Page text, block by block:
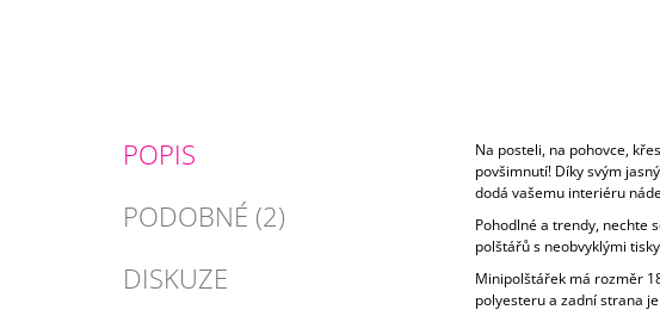
POPIS
PODOBNÉ (2)
DISKUZE
Na posteli, na pohovce,
povšimnutí! Díky svým
dodá vašemu interiéru
Pohodlné a trendy, nechte
polštářů s neobvyklými
Minipolštářek má rozměr
polyesteru a zadní strana